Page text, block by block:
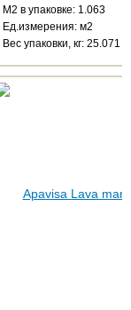
М2 в упаковке: 1.063
Ед.измерения: м2
Веc упаковки, кг: 25.071